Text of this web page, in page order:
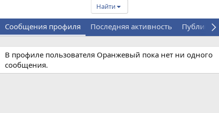
Найти
Сообщения профиля Последняя активность
В профиле пользователя Оранжевый пока нет ни одного
сообщения.